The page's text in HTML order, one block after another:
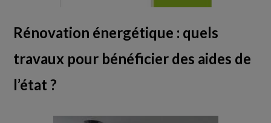
Rénovation énergétique : quels
travaux pour bénéficier des aides de
l’état ?